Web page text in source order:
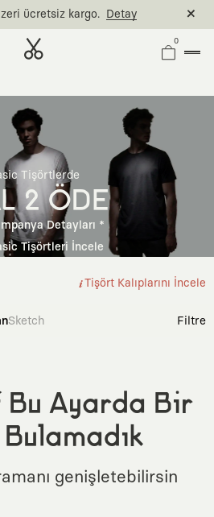
ücretsiz kargo. Detay
0
Tişörtlerde
2 ÖDE
Detayları *
Tişörtleri İncele
Tişört Kalıplarını İncele
Sketch Filtre
Ayarda Bir
genişletebilirsin